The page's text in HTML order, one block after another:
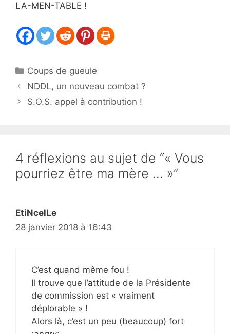
LA-MEN-TABLE !
Catégories
Coups de gueule
NDDL, un nouveau combat ?
S.O.S. appel à contribution !
4 réflexions au sujet de “« Vous
pourriez être ma mère … »”
EtiNcelLe
28 janvier 2018 à 16:43
C’est quand même fou !
Il trouve que l’attitude de la Présidente
de commission est « vraiment
déplorable » !
Alors là, c’est un peu (beaucoup) fort